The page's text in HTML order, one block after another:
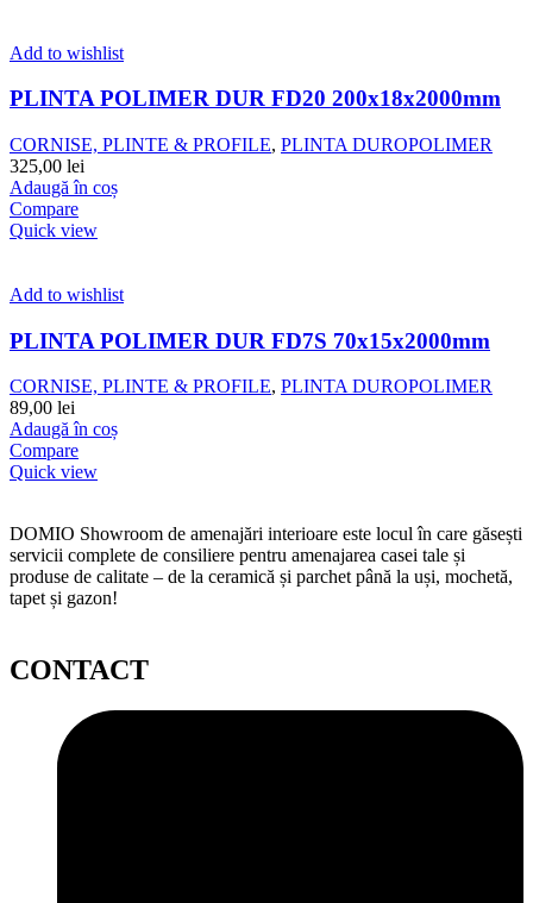
Add to wishlist
PLINTA POLIMER DUR FD20 200x18x2000mm
CORNISE, PLINTE & PROFILE, PLINTA DUROPOLIMER
325,00 lei
Adaugă în coș
Compare
Quick view
Add to wishlist
PLINTA POLIMER DUR FD7S 70x15x2000mm
CORNISE, PLINTE & PROFILE, PLINTA DUROPOLIMER
89,00 lei
Adaugă în coș
Compare
Quick view
DOMIO Showroom de amenajări interioare este locul în care găsești
servicii complete de consiliere pentru amenajarea casei tale și
produse de calitate – de la ceramică și parchet până la uși, mochetă,
tapet și gazon!
CONTACT